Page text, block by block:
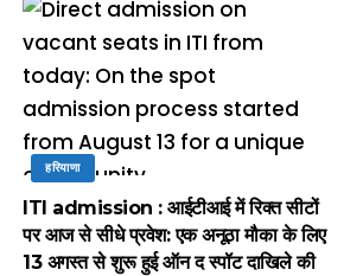
हरियाणा
ITI admission : आईटीआई में रिक्त सीटों
पर आज से सीधे प्रवेश: एक अनूठा मौका के लिए
13 अगस्त से शुरू हुई ऑन द स्पॉट दाखिले की